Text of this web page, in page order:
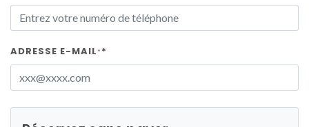
ADRESSE E-MAIL * *